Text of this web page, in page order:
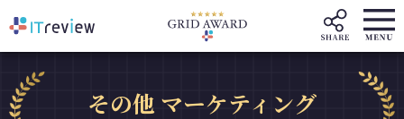
その他 マーケティング